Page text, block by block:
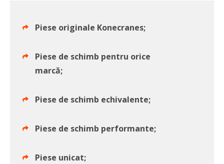
Piese originale Konecranes;
Piese de schimb pentru orice
marcă;
Piese de schimb echivalente;
Piese de schimb performante;
Piese unicat;